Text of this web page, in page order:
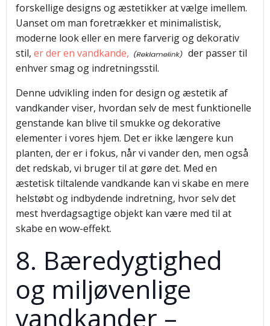
forskellige designs og æstetikker at vælge imellem.
Uanset om man foretrækker et minimalistisk,
moderne look eller en mere farverig og dekorativ
stil, er der en vandkande,
der passer til
enhver smag og indretningsstil.
Denne udvikling inden for design og æstetik af
vandkander viser, hvordan selv de mest funktionelle
genstande kan blive til smukke og dekorative
elementer i vores hjem. Det er ikke længere kun
planten, der er i fokus, når vi vander den, men også
det redskab, vi bruger til at gøre det. Med en
æstetisk tiltalende vandkande kan vi skabe en mere
helstøbt og indbydende indretning, hvor selv det
mest hverdagsagtige objekt kan være med til at
skabe en wow-effekt.
8. Bæredygtighed
og miljøvenlige
vandkander –